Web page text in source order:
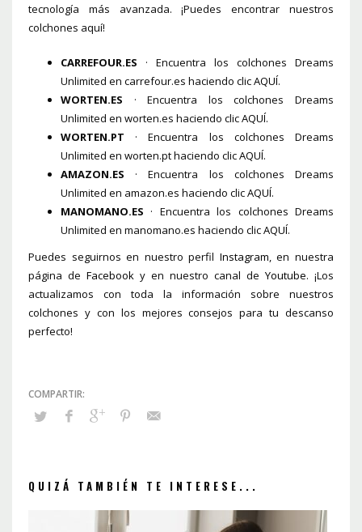
tecnología más avanzada. ¡Puedes encontrar nuestros
colchones aquí!
CARREFOUR.ES · Encuentra los colchones Dreams
Unlimited en carrefour.es haciendo clicAQUÍ.
WORTEN.ES · Encuentra los colchones Dreams
Unlimited en worten.es haciendo clicAQUÍ.
WORTEN.PT · Encuentra los colchones Dreams
Unlimited en worten.pt haciendo clicAQUÍ.
AMAZON.ES · Encuentra los colchones Dreams
Unlimited en amazon.es haciendo clicAQUÍ.
MANOMANO.ES · Encuentra los colchones Dreams
Unlimited en manomano.es haciendo clicAQUÍ.
Puedes seguirnos en nuestro perfil Instagram , en nuestra
página de Facebook y en nuestro canal de Youtube. ¡Los
actualizamos con toda la información sobre nuestros
colchones y con los mejores consejos para tu descanso
perfecto!
QUIZÁ TAMBIÉN TE INTERESE...